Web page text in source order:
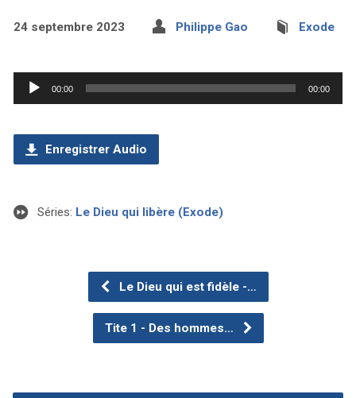
24 septembre 2023 Philippe Gao Exode
Lecteur
audio
00:00 00:00
Enregistrer Audio
Séries: Le Dieu qui libère (Exode)
Le Dieu qui est fidèle -…
Tite 1 - Des hommes…